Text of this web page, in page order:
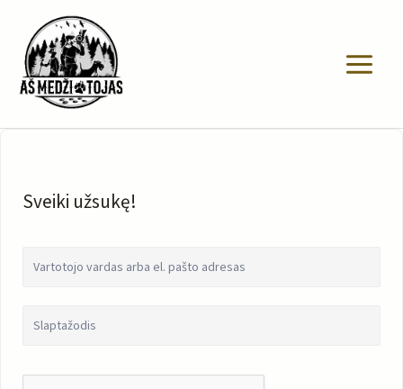
turinio
Sveiki užsukę!